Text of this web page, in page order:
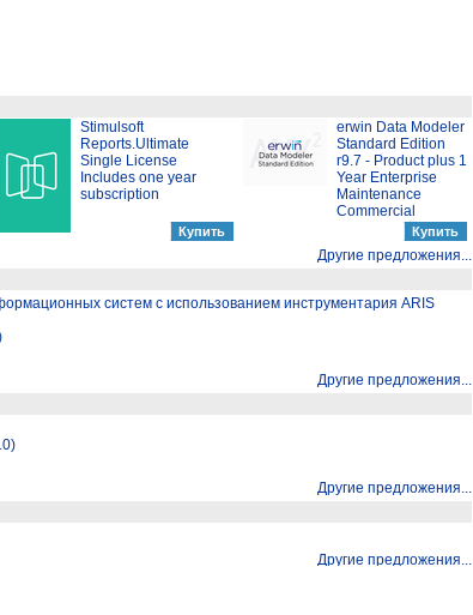
Stimulsoft
Reports.Ultimate
Single License
Includes one year
subscription
erwin Data Modeler
Standard Edition
r9.7 - Product plus 1
Year Enterprise
Maintenance
Commercial
Другие предложения...
систем с использованием инструментария ARIS
Другие предложения...
Другие предложения...
Другие предложения...